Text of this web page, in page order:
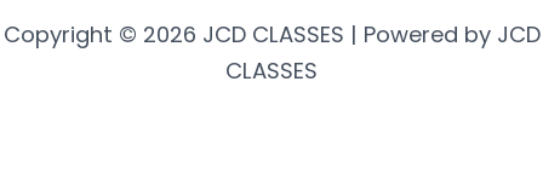
Copyright © 2026 JCD CLASSES | Powered by JCD
CLASSES